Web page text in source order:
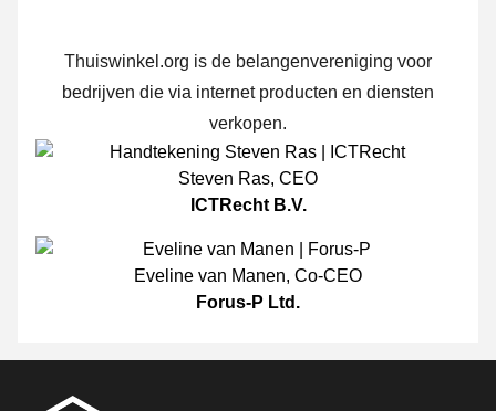
Thuiswinkel.org is de belangenvereniging voor
bedrijven die via internet producten en diensten
verkopen.
Steven Ras, CEO
ICTRecht B.V.
Eveline van Manen, Co-CEO
Forus-P Ltd.